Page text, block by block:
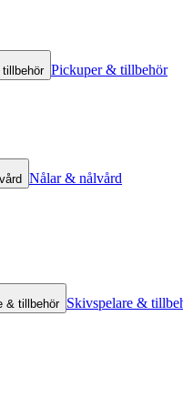
Pickuper & tillbehör
Nålar & nålvård
& tillbehör Skivspelare &